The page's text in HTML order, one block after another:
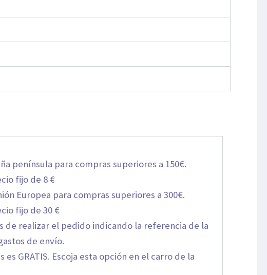
península para compras superiores a 150€.
fijo de 8 €
Europea para compras superiores a 300€.
fijo de 30 €
de realizar el pedido indicando la referencia de la
de envío.
GRATIS. Escoja esta opción en el carro de la